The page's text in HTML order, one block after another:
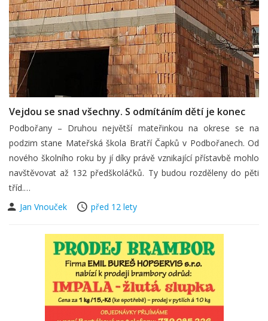
Vejdou se snad všechny. S odmítáním dětí je konec
Podbořany – Druhou největší mateřinkou na okrese se na
podzim stane Mateřská škola Bratří Čapků v Podbořanech. Od
nového školního roku by jí díky právě vznikající přístavbě mohlo
navštěvovat až 132 předškoláčků. Ty budou rozděleny do pěti
tříd.…
Jan Vnouček
před 12 lety